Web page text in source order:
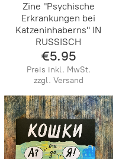
​Zine "Psychische
Erkrankungen bei
Katzeninhaberns" IN
RUSSISCH
€5.95
Preis inkl. MwSt.
zzgl. Versand